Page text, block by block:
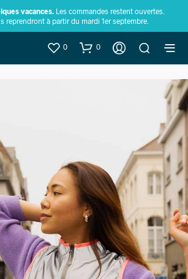
vacances. Les commandes restent ouvertes.
reprendront à partir du mardi 1er septembre.
0 0